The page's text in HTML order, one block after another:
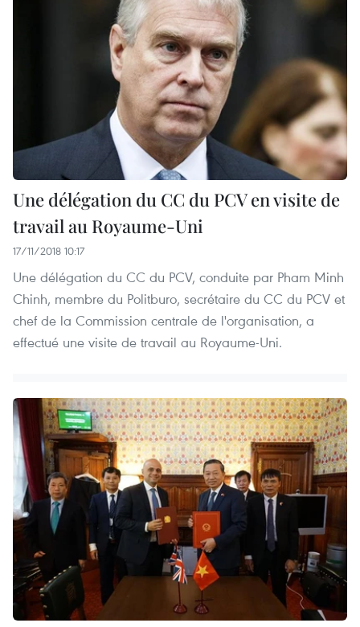
Une délégation du CC du PCV en visite de
travail au Royaume-Uni
17/11/2018 10:17
Une délégation du CC du PCV, conduite par Pham Minh
Chinh, membre du Politburo, secrétaire du CC du PCV et
chef de la Commission centrale de l'organisation, a
effectué une visite de travail au Royaume-Uni.